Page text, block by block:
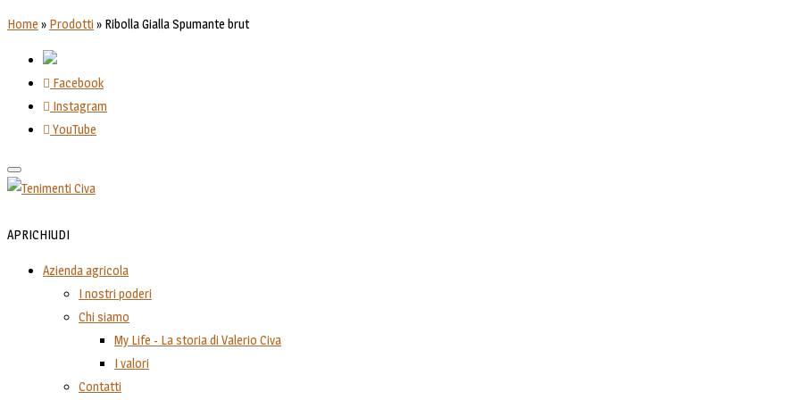
Home » Prodotti » Ribolla Gialla Spumante brut
Facebook
Instagram
YouTube
Toggle
navigation
APRICHIUDI
Azienda agricola
I nostri poderi
Chi siamo
My Life - La storia di Valerio Civa
I valori
Contatti